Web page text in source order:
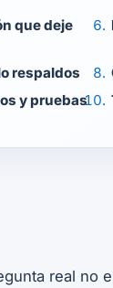
que deje
respaldos
y pruebas
real no